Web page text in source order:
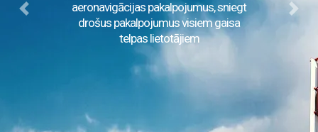
aeronavigācijas pakalpojumus, sniegt
drošus pakalpojumus visiem gaisa
telpas lietotājiem
Previous Next